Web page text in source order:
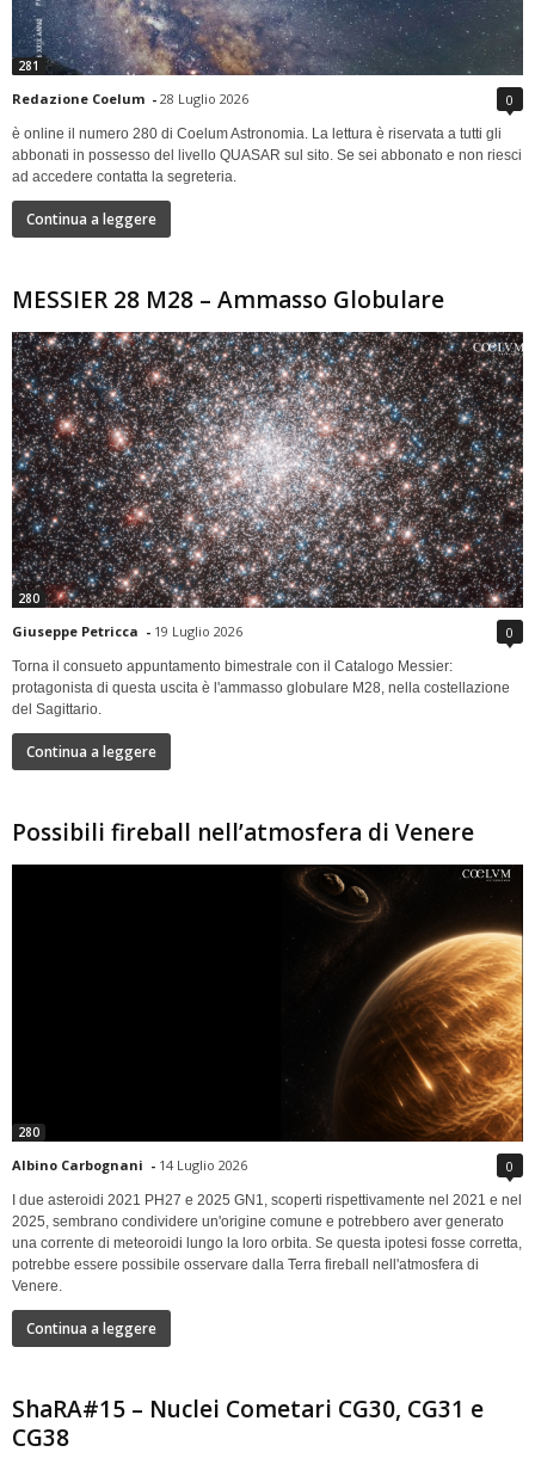
281
Redazione Coelum - 28 Luglio 2026 0
è online il numero 280 di Coelum Astronomia. La lettura è riservata a tutti gli
abbonati in possesso del livello QUASAR sul sito. Se sei abbonato e non riesci
ad accedere contatta la segreteria.
Continua a leggere
MESSIER 28 M28 – Ammasso Globulare
280
Giuseppe Petricca - 19 Luglio 2026 0
Torna il consueto appuntamento bimestrale con il Catalogo Messier:
protagonista di questa uscita è l'ammasso globulare M28, nella costellazione
del Sagittario.
Continua a leggere
Possibili fireball nell’atmosfera di Venere
280
Albino Carbognani - 14 Luglio 2026 0
I due asteroidi 2021 PH27 e 2025 GN1, scoperti rispettivamente nel 2021 e nel
2025, sembrano condividere un'origine comune e potrebbero aver generato
una corrente di meteoroidi lungo la loro orbita. Se questa ipotesi fosse corretta,
potrebbe essere possibile osservare dalla Terra fireball nell'atmosfera di
Venere.
Continua a leggere
ShaRA#15 – Nuclei Cometari CG30, CG31 e
CG38